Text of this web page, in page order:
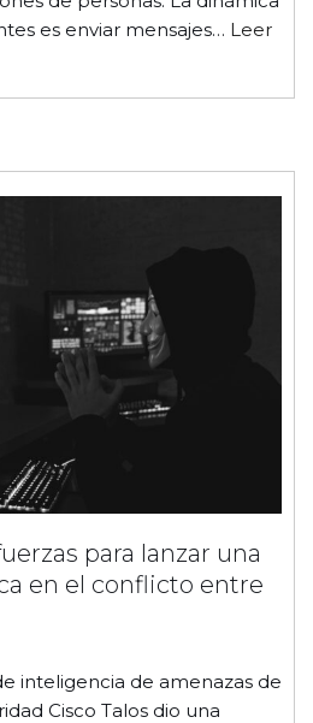
es enviar mensajes… Leer
para lanzar una
en el conflicto entre
inteligencia de amenazas de
Cisco Talos dio una